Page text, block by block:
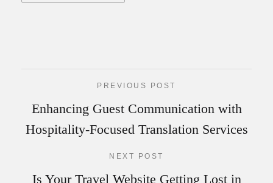
PREVIOUS POST
Enhancing Guest Communication with
Hospitality-Focused Translation Services
NEXT POST
Is Your Travel Website Getting Lost in